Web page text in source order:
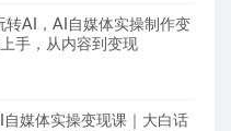
转AI，AI自媒体实操制作变
手，从内容到变现
自媒体实操变现课｜大白话